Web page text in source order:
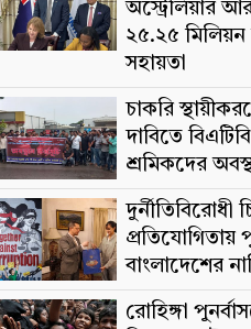
অস্ট্রেলিয়ার
২৫.২৫
সহায়তা
চাকরি
দাবিতে
শ্রমিকদের
দুর্নীতিবিরোধী
প্রতিযোগিতায়
বাংলাদেশের
রোহিঙ্গা